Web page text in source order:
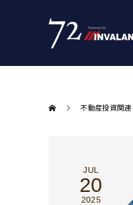
不動産投資関連
JUL
20
2025